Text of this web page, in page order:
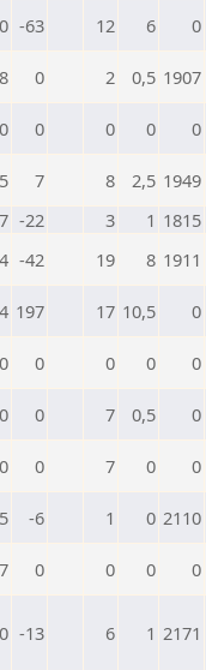
-63 12 6 0
0 2 0,5 1907
0 0 0 0 0
7 8 2,5 1949
-22 3 1 1815
-42 19 8 1911
197 17 10,5 0
0 0 0 0 0
0 0 7 0,5 0
0 7 0 0
-6 1 0 2110
0 0 0 0
-13 6 1 2171